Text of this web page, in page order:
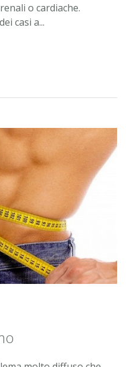
o cardiache.
casi a...